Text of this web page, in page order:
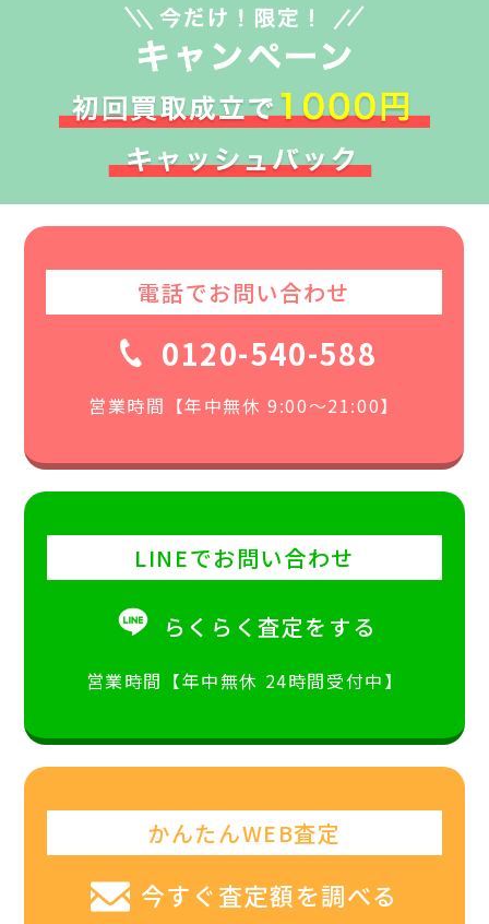
電話でお問い合わせ
0120-540-588
営業時間【年中無休 9:00〜21:00】
LINEでお問い合わせ
らくらく査定をする
営業時間【年中無休 24時間受付中】
かんたんWEB査定
今すぐ査定額を調べる